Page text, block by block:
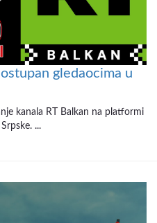
gledaocima u
kanala RT Balkan na platformi
...